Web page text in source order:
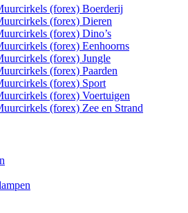
(forex) Boerderij
(forex) Dieren
(forex) Dino’s
(forex) Eenhoorns
(forex) Jungle
(forex) Paarden
(forex) Sport
(forex) Voertuigen
(forex) Zee en Strand